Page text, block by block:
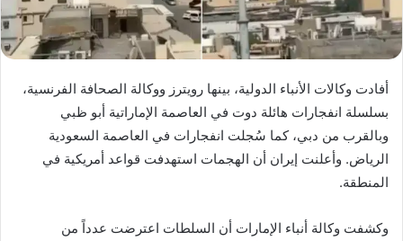
أفادت وكالات الأنباء الدولية، بينها رويترز ووكالة الصحافة الفرنسية،
بسلسلة انفجارات هائلة دوت في العاصمة الإماراتية أبو ظبي
وبالقرب من دبي، كما سُجلت انفجارات في العاصمة السعودية
الرياض. وأعلنت إيران أن الهجمات استهدفت قواعد أمريكية في
المنطقة.
وكشفت وكالة أنباء الإمارات أن السلطات اعترضت عدداً من